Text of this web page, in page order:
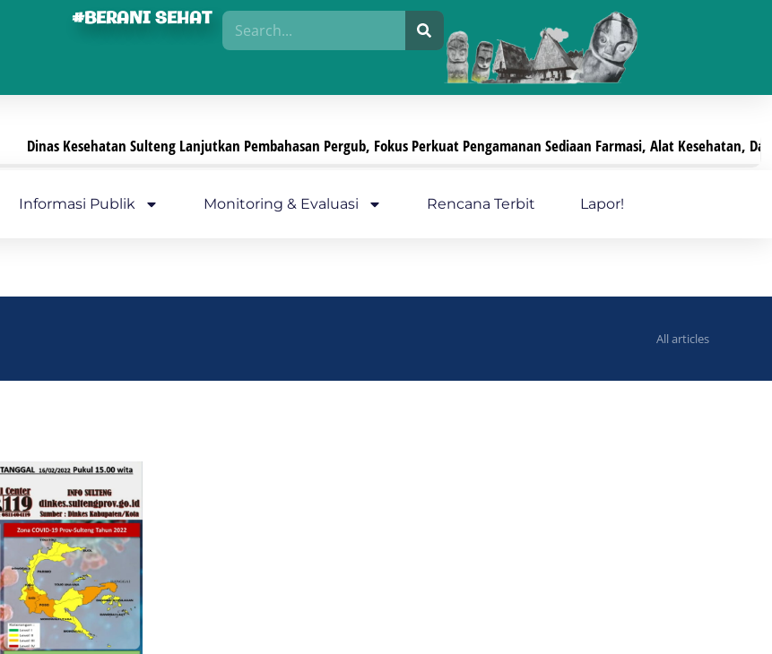
#BERANI SEHAT
Dinas Kesehatan Sulteng Lanjutkan Pembahasan Pergub, Fokus Perkuat Pengamanan Sediaan Farmasi, Alat Kesehatan, Dan PKRT
Informasi Publik Monitoring & Evaluasi Rencana Terbit Lapor!
All articles